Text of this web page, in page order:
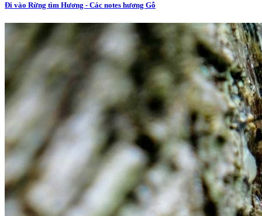
Đi vào Rừng tìm Hương - Các notes hương Gỗ